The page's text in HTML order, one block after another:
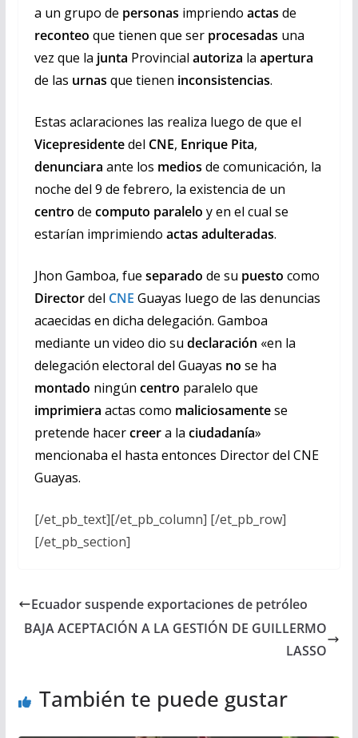
a un grupo de personas impriendo actas de
reconteo que tienen que ser procesadas una
vez que la junta Provincial autoriza la apertura
de las urnas que tienen inconsistencias.
Estas aclaraciones las realiza luego de que el
Vicepresidentedel CNE, Enrique Pita,
denunciara ante los medios de comunicación, la
noche del 9 de febrero, la existencia de un
centro de computo paralelo y en el cual se
estarían imprimiendo actas adulteradas.
Jhon Gamboa, fue separado de su puesto como
Directordel CNE Guayas luego de las denuncias
acaecidas en dicha delegación. Gamboa
mediante un video dio su declaración «en la
delegación electoral del Guayas no se ha
montado ningún centro paralelo que
imprimiera actas como maliciosamentese
pretende hacercreera la ciudadanía»
mencionaba el hasta entonces Director del CNE
Guayas.
[/et_pb_text][/et_pb_column] [/et_pb_row]
[/et_pb_section]
Ecuador suspende exportaciones de petróleo
BAJA ACEPTACIÓN A LA GESTIÓN DE GUILLERMO
LASSO
También te puede gustar